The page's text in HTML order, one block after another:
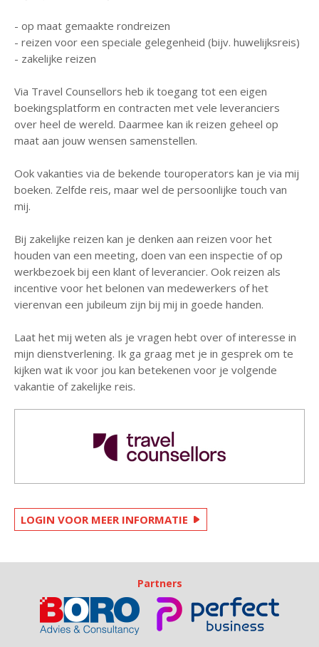
- op maat gemaakte rondreizen
- reizen voor een speciale gelegenheid (bijv. huwelijksreis)
- zakelijke reizen
Via Travel Counsellors heb ik toegang tot een eigen
boekingsplatform en contracten met vele leveranciers
over heel de wereld. Daarmee kan ik reizen geheel op
maat aan jouw wensen samenstellen.
Ook vakanties via de bekende touroperators kan je via mij
boeken. Zelfde reis, maar wel de persoonlijke touch van
mij.
Bij zakelijke reizen kan je denken aan reizen voor het
houden van een meeting, doen van een inspectie of op
werkbezoek bij een klant of leverancier. Ook reizen als
incentive voor het belonen van medewerkers of het
vierenvan een jubileum zijn bij mij in goede handen.
Laat het mij weten als je vragen hebt over of interesse in
mijn dienstverlening. Ik ga graag met je in gesprek om te
kijken wat ik voor jou kan betekenen voor je volgende
vakantie of zakelijke reis.
LOGIN VOOR MEER INFORMATIE
Partners